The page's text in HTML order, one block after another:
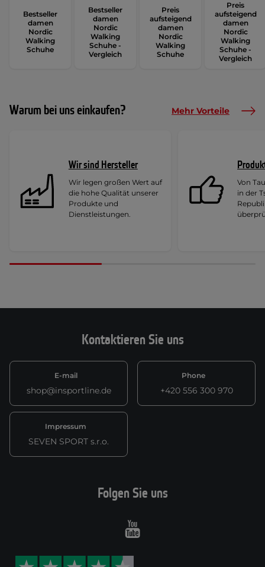
Bestseller
damen
Nordic
Walking
Schuhe
Bestseller
damen
Nordic
Walking
Schuhe -
Vergleich
Preis
aufsteigend
damen
Nordic
Walking
Schuhe
Preis
aufsteigend
damen
Nordic
Walking
Schuhe -
Vergleich
Warum bei uns einkaufen? Mehr Vorteile
Wir sind Hersteller
Wir legen großen Wert auf
die hohe Qualität unserer
Produkte und
Dienstleistungen.
Von
in der
Kontaktieren Sie uns
E-mail
shop@insportline.de
Phone
+420 556 300 970
Impressum
SEVEN SPORT s.r.o.
Folgen Sie uns
Youtube